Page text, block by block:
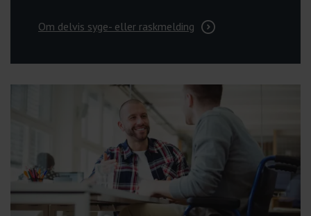
Om delvis syge- eller raskmelding